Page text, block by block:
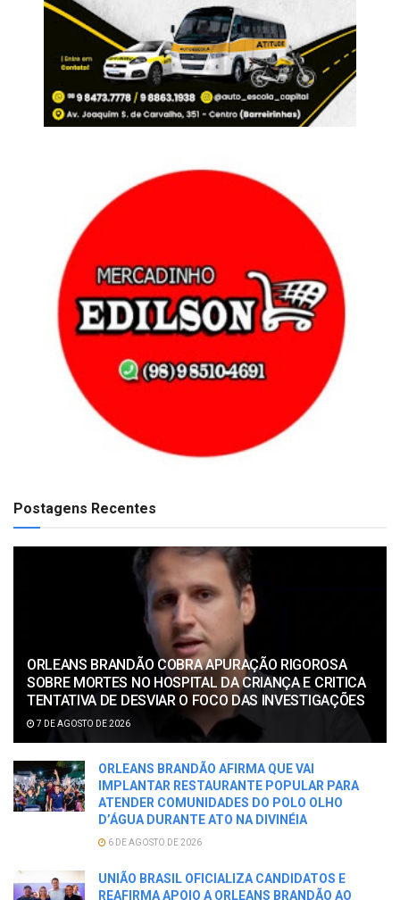
Postagens Recentes
ORLEANS BRANDÃO COBRA APURAÇÃO RIGOROSA
SOBRE MORTES NO HOSPITAL DA CRIANÇA E CRITICA
TENTATIVA DE DESVIAR O FOCO DAS INVESTIGAÇÕES
7 DE AGOSTO DE 2026
ORLEANS BRANDÃO AFIRMA QUE VAI
IMPLANTAR RESTAURANTE POPULAR PARA
ATENDER COMUNIDADES DO POLO OLHO
D’ÁGUA DURANTE ATO NA DIVINÉIA
6 DE AGOSTO DE 2026
UNIÃO BRASIL OFICIALIZA CANDIDATOS E
REAFIRMA APOIO A ORLEANS BRANDÃO AO